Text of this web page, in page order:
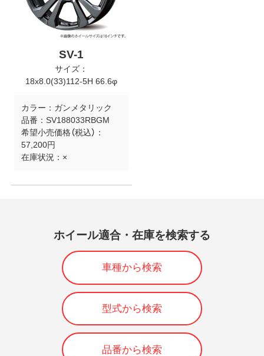
SV-1
サイズ：
18x8.0(33)112-5H 66.6φ
カラー： ガンメタリック
品番： SV188033RBGM
希望小売価格（税込）：
57,200円
在庫状況： ×
ホイール適合・在庫を検索する
車種から検索
型式から検索
品番から検索